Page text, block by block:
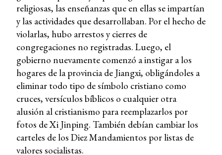
religiosas, las enseñanzas que en ellas se impartían
y las actividades que desarrollaban. Por el hecho de
violarlas, hubo arrestos y cierres de
congregaciones no registradas. Luego, el
gobierno nuevamente comenzó a instigar a los
hogares de la provincia de Jiangxi, obligándoles a
eliminar todo tipo de símbolo cristiano como
cruces, versículos bíblicos o cualquier otra
alusión al cristianismo para reemplazarlos por
fotos de Xi Jinping. También debían cambiar los
carteles de los Diez Mandamientos por listas de
valores socialistas.